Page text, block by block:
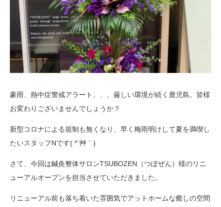
豪雨、熱中症警戒アラート、、、厳しい環境が続く鹿児島。皆様
お変わりございませんでしょうか？
新型コロナによる規制も無くなり、早く梅雨明けして夏を満喫し
たいスタッフNです( *´艸｀)
さて、今回は鍼灸整体サロンTSUBOZEN（つぼぜん）様のリニ
ューアルオープンを担当させていただきました。
リニューアル前も落ち着いた雰囲気でアットホームな癒しの空間